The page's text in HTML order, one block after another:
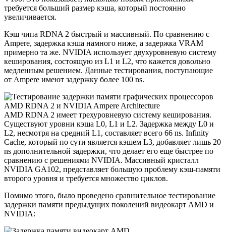
требуется больший размер кэша, который постоянно
увеличивается.
Кэш чипа RDNA 2 быстрый и массивный. По сравнению с
Ampere, задержка кэша намного ниже, а задержка VRAM
примерно та же. NVIDIA использует двухуровневую систему
кеширования, состоящую из L1 и L2, что кажется довольно
медленным решением. Данные тестирования, поступающие
от Ampere имеют задержку более 100 ns.
AMD RDNA 2 имеет трехуровневую систему кеширования.
Существуют уровни кэша L0, L1 и L2. Задержка между L0 и
L2, несмотря на средний L1, составляет всего 66 ns. Infinity
Cache, который по сути является кэшем L3, добавляет лишь 20
ns дополнительной задержки, что делает его еще быстрее по
сравнению с решениями NVIDIA. Массивный кристалл
NVIDIA GA102, представляет большую проблему кэш-памяти
второго уровня и требуется множество циклов.
Помимо этого, было проведено сравнительное тестирование
задержки памяти предыдущих поколений видеокарт AMD и
NVIDIA: